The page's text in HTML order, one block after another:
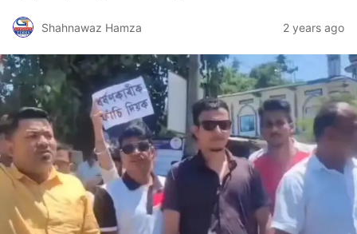
Shahnawaz Hamza 2 years ago